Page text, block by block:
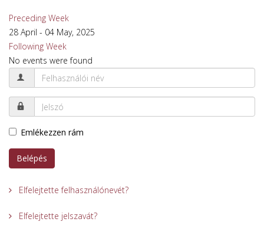
Preceding Week
28 April - 04 May, 2025
Following Week
No events were found
Emlékezzen rám
Belépés
Elfelejtette felhasználónevét?
Elfelejtette jelszavát?